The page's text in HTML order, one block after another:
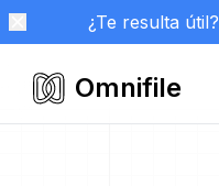
¿Te resulta útil?
Omnifile